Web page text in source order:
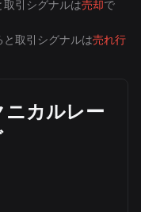
引シグナルは売却で
取引シグナルは売れ行
ニカルレー